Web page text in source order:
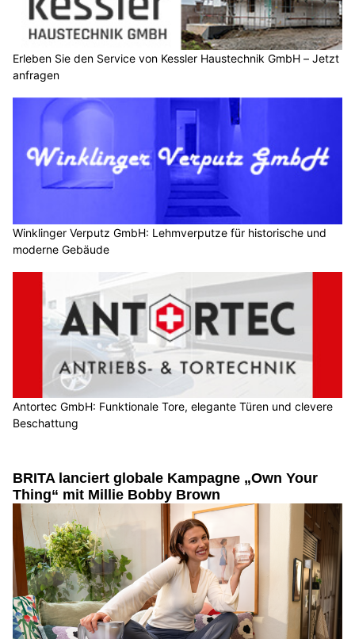
Erleben Sie den Service von Kessler Haustechnik GmbH – Jetzt
anfragen
Winklinger Verputz GmbH: Lehmverputze für historische und
moderne Gebäude
Antortec GmbH: Funktionale Tore, elegante Türen und clevere
Beschattung
BRITA lanciert globale Kampagne „Own Your
Thing“ mit Millie Bobby Brown